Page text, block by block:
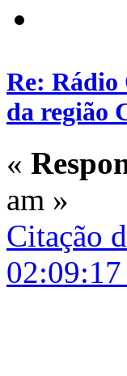
Re: Rádio
da região
«
am »
Citação
02:09:17